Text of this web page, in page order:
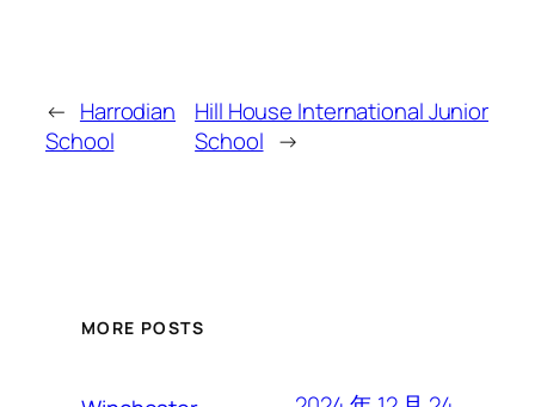
← Harrodian
School
Hill House International Junior
School →
MORE POSTS